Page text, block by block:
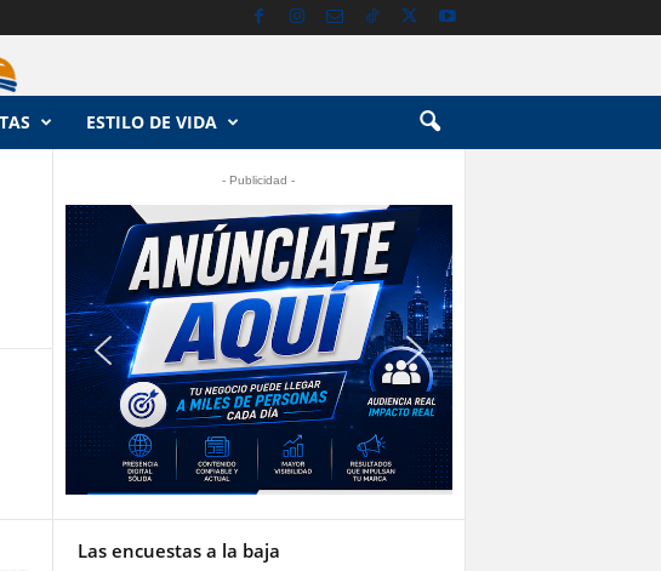
ESTILO DE VIDA
- Publicidad -
Las encuestas a la baja